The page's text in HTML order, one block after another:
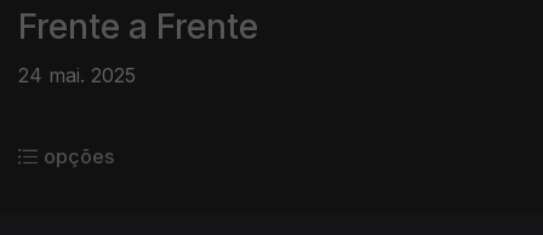
Frente a Frente
24 mai. 2025
opções